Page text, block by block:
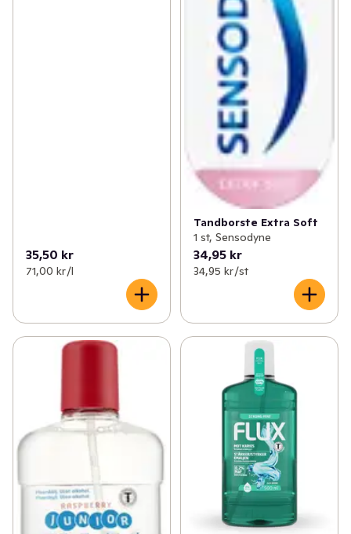
35,50 kr
71,00 kr /l
Tandborste Extra Soft
1 st, Sensodyne
34,95 kr
34,95 kr /st